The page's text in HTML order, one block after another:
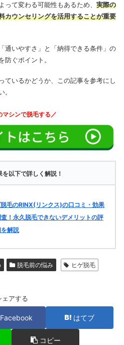
て変わる可能性もあるため、 実際の
カウンセリングを活用することが重要
通いやすさ」と「納得できる条件」の
防ぐポイント。
ているかどうか、この記事を参考にし
。
マシンで脱毛する／
以下で詳しく解説！
毛のRINX(リンクス)の口コミ・効果
！永久脱毛できないデメリットの評
解説
脱毛前の悩み
ヒゲ脱毛
ェアする
Facebook はてブ
コピー